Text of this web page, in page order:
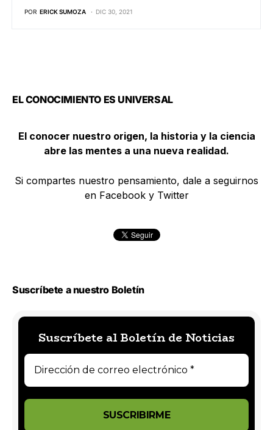
POR ERICK SUMOZA DIC 30, 2021
EL CONOCIMIENTO ES UNIVERSAL
El conocer nuestro origen, la historia y la ciencia
abre las mentes a una nueva realidad.
Si compartes nuestro pensamiento, dale a seguirnos
en Facebook y Twitter
Suscríbete a nuestro Boletín
Suscríbete al Boletín de Noticias